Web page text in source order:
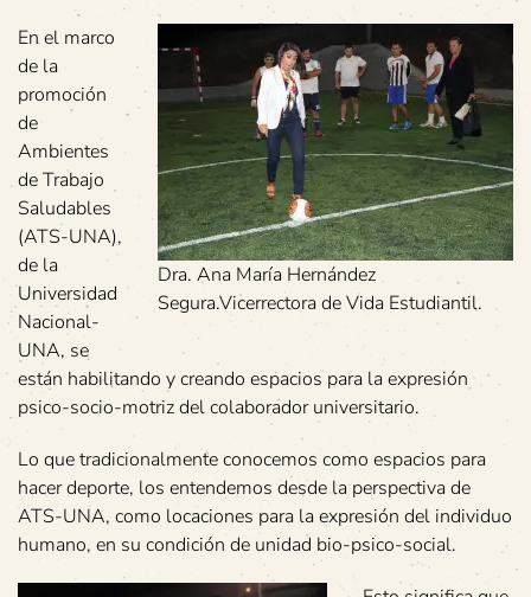
Dra. Ana María Hernández
Segura.Vicerrectora de Vida Estudiantil.
En el marco
de la
promoción
de
Ambientes
de Trabajo
Saludables
(ATS-UNA),
de la
Universidad
Nacional-
UNA, se
están habilitando y creando espacios para la expresión
psico-socio-motriz del colaborador universitario.
Lo que tradicionalmente conocemos como espacios para
hacer deporte, los entendemos desde la perspectiva de
ATS-UNA, como locaciones para la expresión del individuo
humano, en su condición de unidad bio-psico-social.